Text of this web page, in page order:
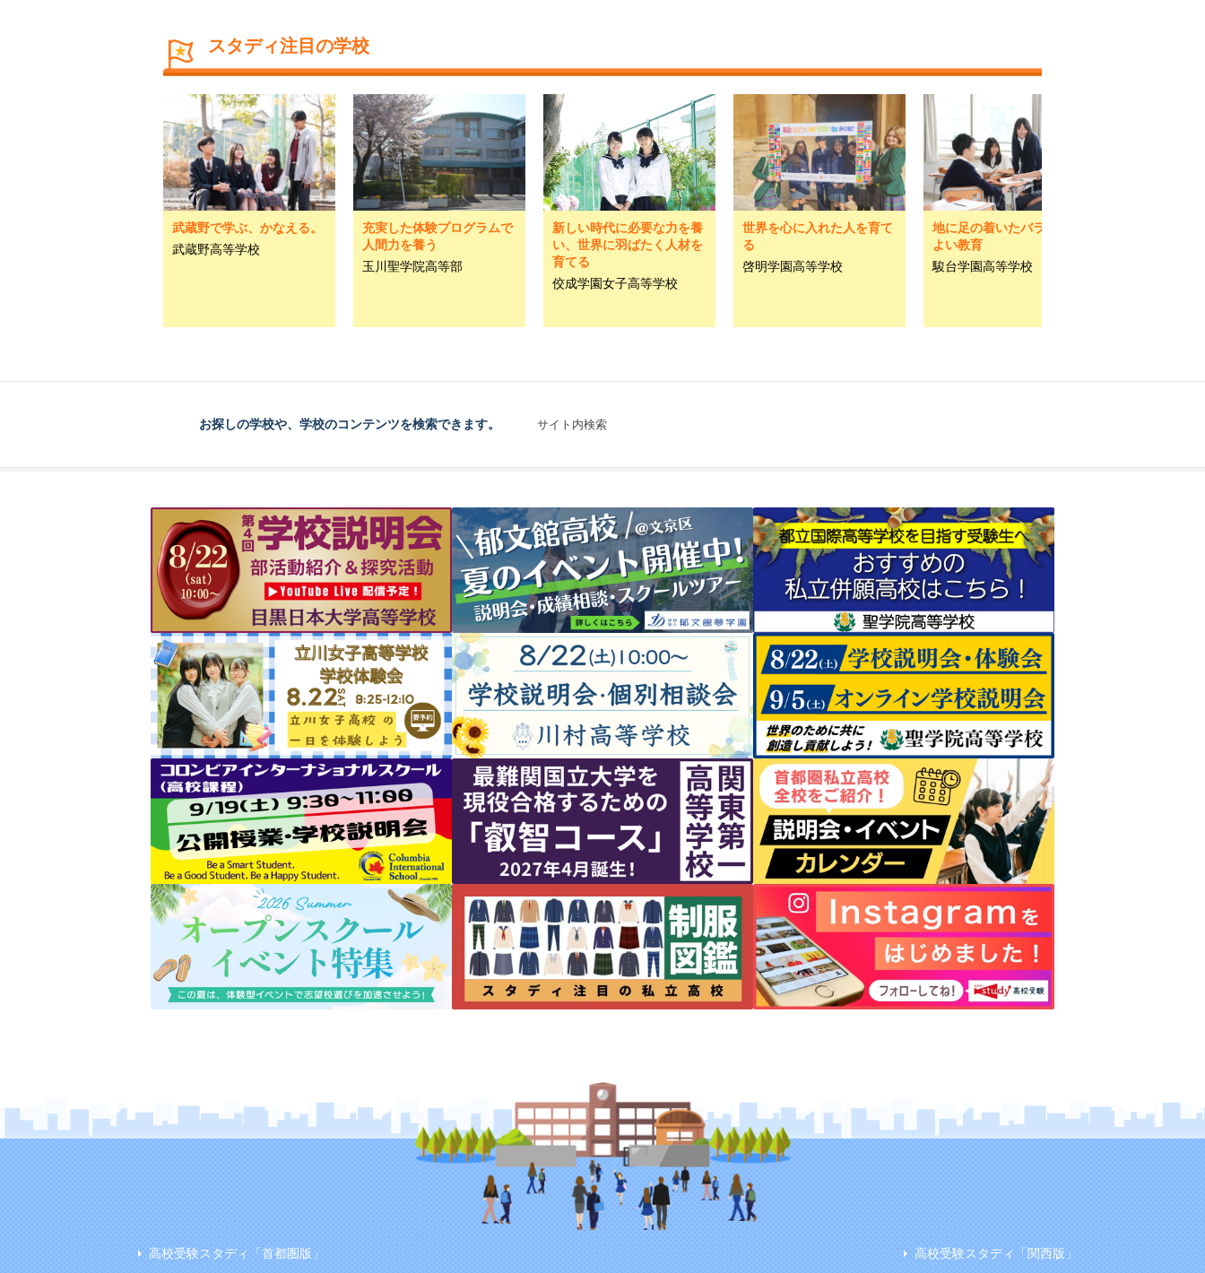
スタディ注目の学校
武蔵野で学ぶ、かなえる。
武蔵野高等学校
充実した体験プログラムで
人間力を養う
玉川聖学院高等部
新しい時代に必要な力を養
い、世界に羽ばたく人材を
育てる
佼成学園女子高等学校
世界を心に入れた人を育て
る
啓明学園高等学校
地に足の着いたバランスの
よい教育
駿台学園高等学校
お探しの学校や、学校のコンテンツを検索できます。 サイト内検索
高校受験スタディ「首都圏版」 高校受験スタディ「関西版」